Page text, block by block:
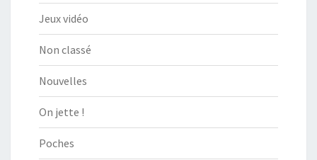
Jeux vidéo
Non classé
Nouvelles
On jette !
Poches